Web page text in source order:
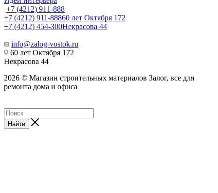
+7 (4212) 911-888
+7 (4212) 911-88860 лет Октября 172
+7 (4212) 454-300Некрасова 44
info@zalog-vostok.ru
60 лет Октября 172
Некрасова 44
2026 © Магазин строительных материалов Залог, все для
ремонта дома и офиса
Найти